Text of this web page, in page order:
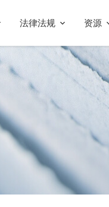
法律法规 资源